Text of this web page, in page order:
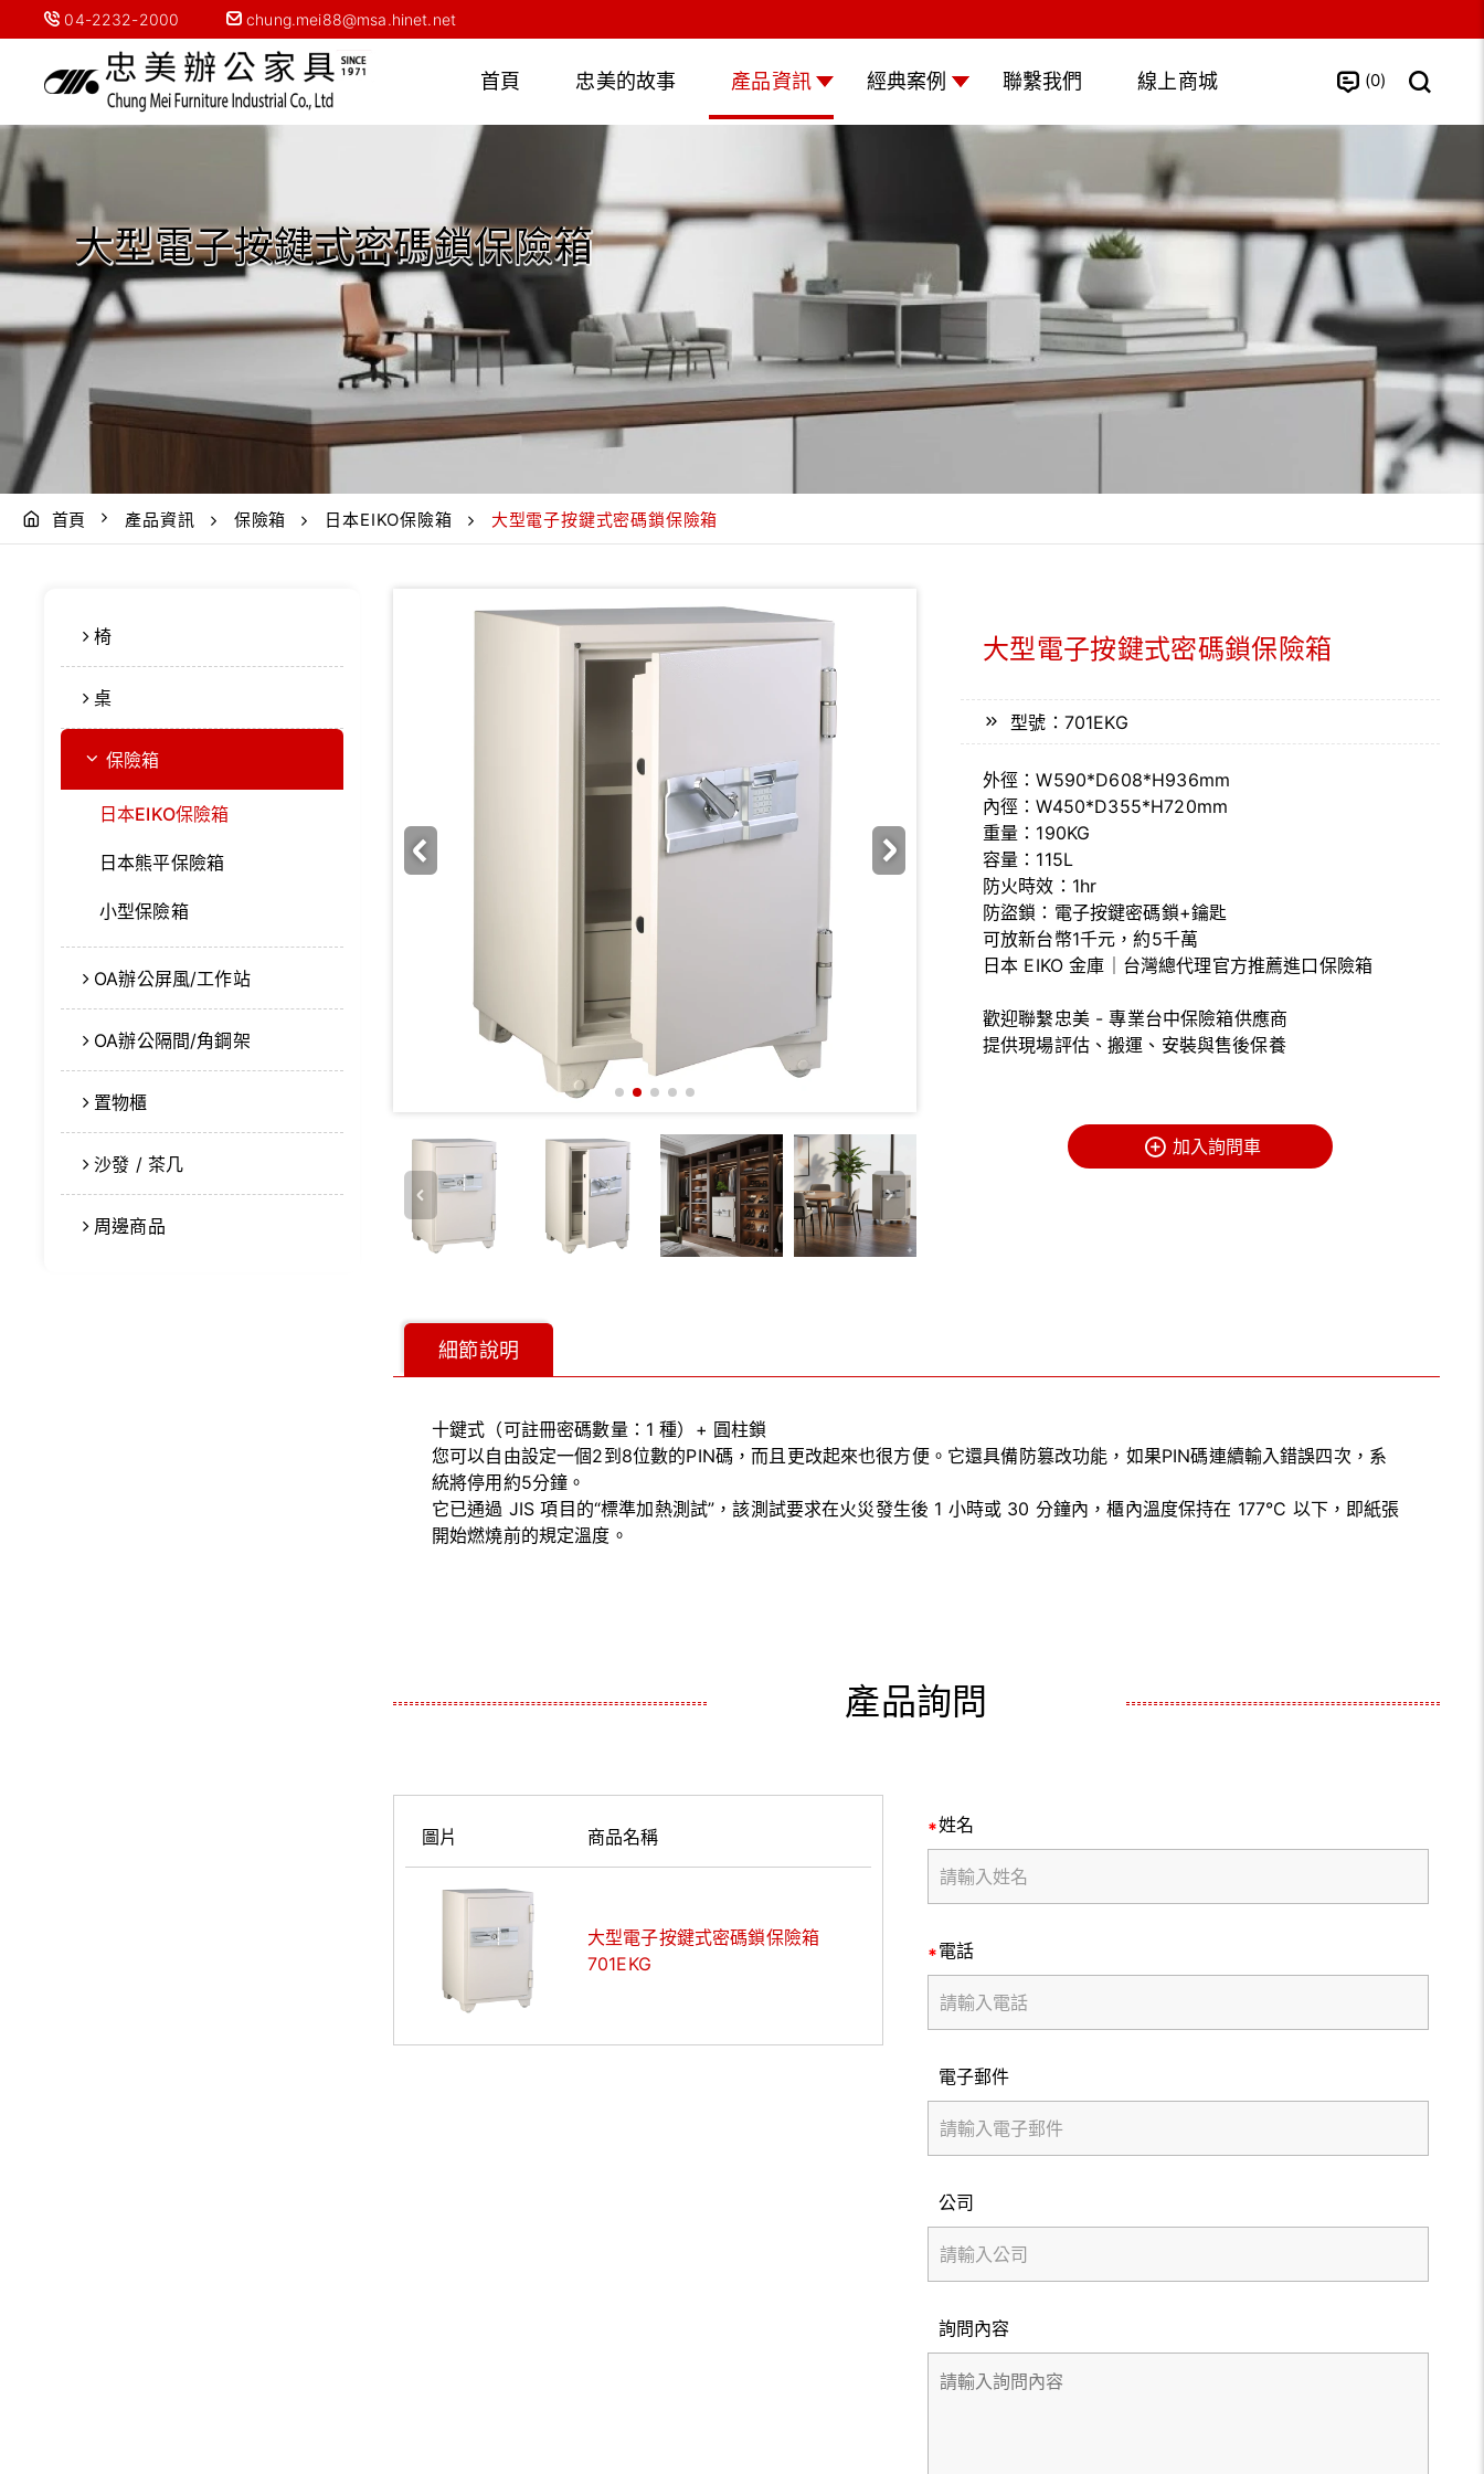
04-2232-2000 chung.mei88@msa.hinet.net
首頁 忠美的故事 產品資訊 經典案例 聯繫我們 線上商城 0
大型電子按鍵式密碼鎖保險箱
首頁 產品資訊 保險箱 日本EIKO保險箱 大型電子按鍵式密碼鎖保險箱
椅
桌
保險箱
日本EIKO保險箱
日本熊平保險箱
小型保險箱
OA辦公屏風/工作站
OA辦公隔間/角鋼架
置物櫃
沙發 / 茶几
周邊商品
大型電子按鍵式密碼鎖保險箱
型號：701EKG
外徑：W590*D608*H936mm
內徑：W450*D355*H720mm
重量：190KG
容量：115L
防火時效：1hr
防盜鎖：電子按鍵密碼鎖+鑰匙
可放新台幣1千元，約5千萬
日本 EIKO 金庫｜台灣總代理官方推薦進口保險箱
歡迎聯繫忠美 - 專業台中保險箱供應商
提供現場評估、搬運、安裝與售後保養
加入詢問車
細節說明
十鍵式（可註冊密碼數量：1 種）+ 圓柱鎖
您可以自由設定一個2到8位數的PIN碼，而且更改起來也很方便。它還具備防篡改功能，如果PIN碼連續輸入錯誤四次，系
統將停用約5分鐘。
它已通過 JIS 項目的“標準加熱測試”，該測試要求在火災發生後 1 小時或 30 分鐘內，櫃內溫度保持在 177°C 以下，即紙張
開始燃燒前的規定溫度。
產品詢問
圖片 商品名稱
大型電子按鍵式密碼鎖保險箱
701EKG
姓名
電話
電子郵件
公司
詢問內容